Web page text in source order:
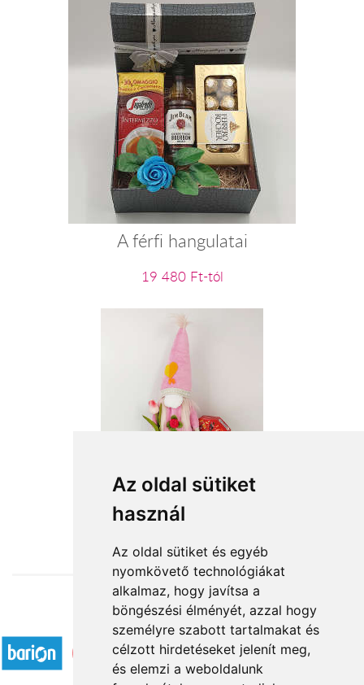
Az oldal sütiket
használ
Az oldal sütiket és egyéb
nyomkövető technológiákat
alkalmaz, hogy javítsa a
böngészési élményét, azzal hogy
személyre szabott tartalmakat és
célzott hirdetéseket jelenít meg,
és elemzi a weboldalunk
A férfi hangulatai
19 480 Ft-tól
Rózsaszín manócska
13 200 Ft-tól
Elfogadott fizetési módok